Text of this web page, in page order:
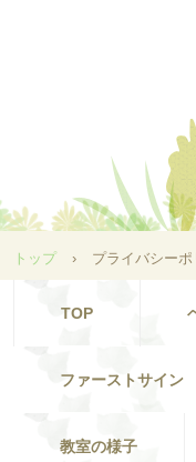
トップ › プライバシーポ
TOP
ファーストサイン
教室の様子